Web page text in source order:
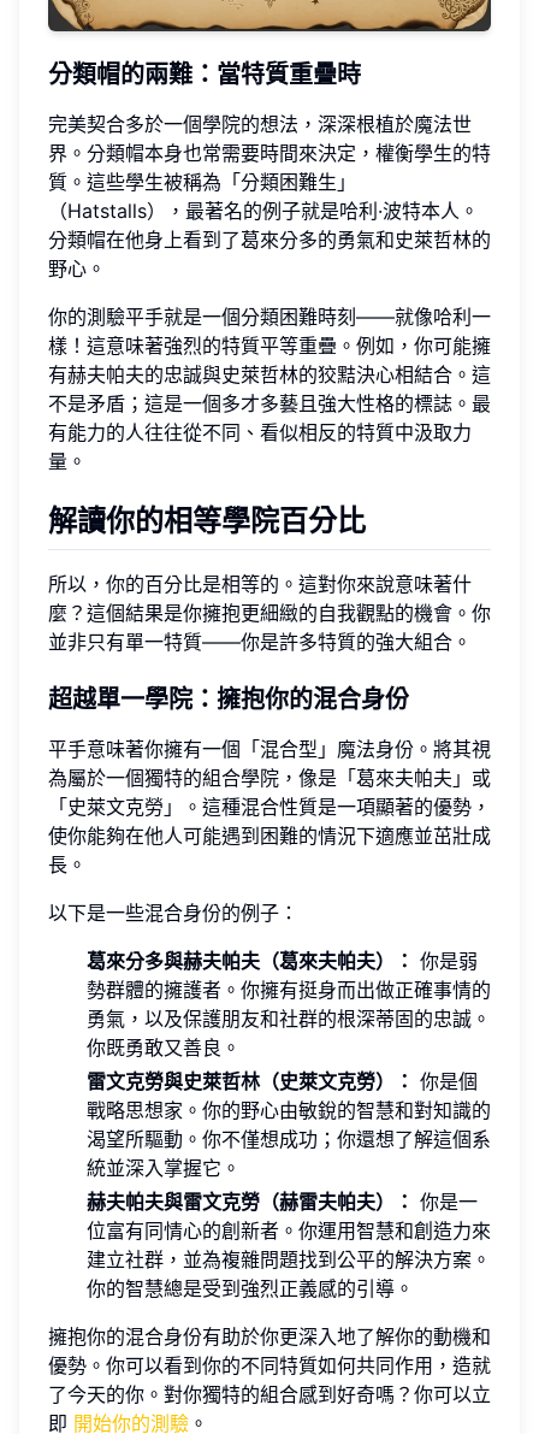
分類帽的兩難：當特質重疊時
完美契合多於一個學院的想法，深深根植於魔法世
界。分類帽本身也常需要時間來決定，權衡學生的特
質。這些學生被稱為「分類困難生」
（Hatstalls），最著名的例子就是哈利·波特本人。
分類帽在他身上看到了葛來分多的勇氣和史萊哲林的
野心。
你的測驗平手就是一個分類困難時刻——就像哈利一
樣！這意味著強烈的特質平等重疊。例如，你可能擁
有赫夫帕夫的忠誠與史萊哲林的狡黠決心相結合。這
不是矛盾；這是一個多才多藝且強大性格的標誌。最
有能力的人往往從不同、看似相反的特質中汲取力
量。
解讀你的相等學院百分比
所以，你的百分比是相等的。這對你來說意味著什
麼？這個結果是你擁抱更細緻的自我觀點的機會。你
並非只有單一特質——你是許多特質的強大組合。
超越單一學院：擁抱你的混合身份
平手意味著你擁有一個「混合型」魔法身份。將其視
為屬於一個獨特的組合學院，像是「葛來夫帕夫」或
「史萊文克勞」。這種混合性質是一項顯著的優勢，
使你能夠在他人可能遇到困難的情況下適應並茁壯成
長。
以下是一些混合身份的例子：
葛來分多與赫夫帕夫（葛來夫帕夫）： 你是弱
勢群體的擁護者。你擁有挺身而出做正確事情的
勇氣，以及保護朋友和社群的根深蒂固的忠誠。
你既勇敢又善良。
雷文克勞與史萊哲林（史萊文克勞）： 你是個
戰略思想家。你的野心由敏銳的智慧和對知識的
渴望所驅動。你不僅想成功；你還想了解這個系
統並深入掌握它。
赫夫帕夫與雷文克勞（赫雷夫帕夫）： 你是一
位富有同情心的創新者。你運用智慧和創造力來
建立社群，並為複雜問題找到公平的解決方案。
你的智慧總是受到強烈正義感的引導。
擁抱你的混合身份有助於你更深入地了解你的動機和
優勢。你可以看到你的不同特質如何共同作用，造就
了今天的你。對你獨特的組合感到好奇嗎？你可以立
即 開始你的測驗 。